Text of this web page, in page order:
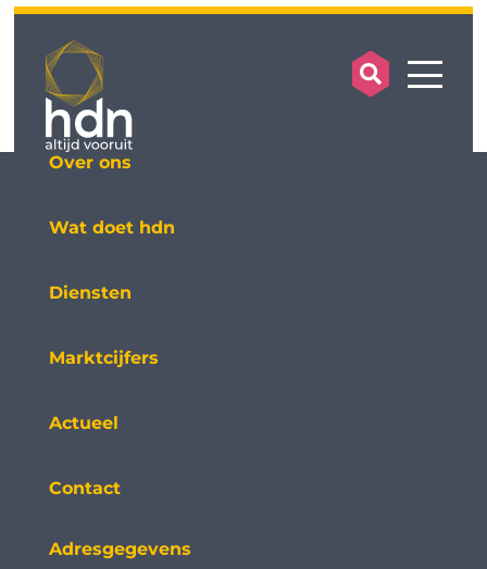
search
Over ons
Wat doet hdn
Diensten
Marktcijfers
Actueel
Contact
Adresgegevens